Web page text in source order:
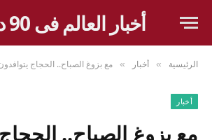
أخبار العالم فى 90 دقيقة
الرئيسية » أخبار » مع بزوغ الصباح.. الحجاج
أخبار
مع بزوغ الصباح..